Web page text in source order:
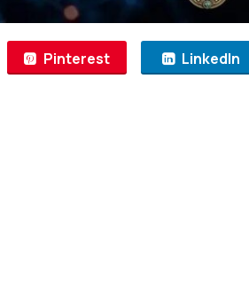
Pinterest LinkedIn